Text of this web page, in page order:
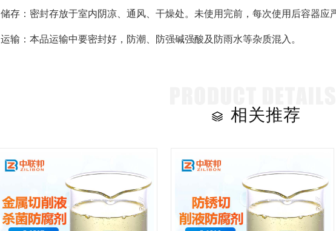
储存：密封存放于室内阴凉、通风、干燥处。未使用完前，每次使用后容器应
运输：本品运输中要密封好，防潮、防强碱强酸及防雨水等杂质混入。
相关推荐